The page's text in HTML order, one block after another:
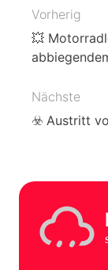
Vorherig
💥
Nächste
☣️ Austritt